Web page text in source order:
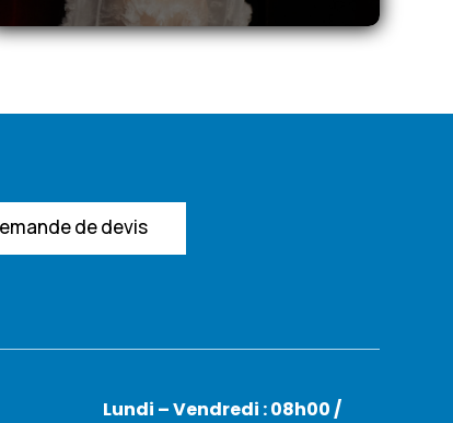
de devis
Lundi – Vendredi : 08h00 /